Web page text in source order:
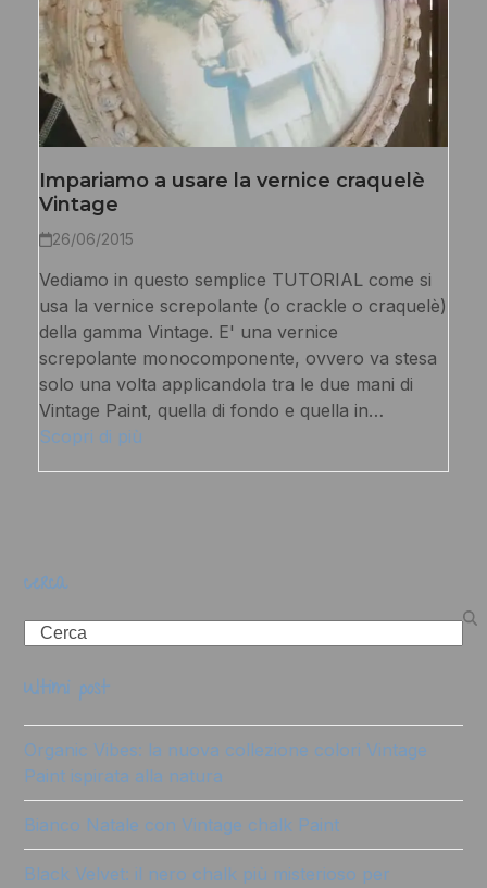
Impariamo a usare la vernice craquelè
Vintage
26/06/2015
Vediamo in questo semplice TUTORIAL come si
usa la vernice screpolante (o crackle o craquelè)
della gamma Vintage. E' una vernice
screpolante monocomponente, ovvero va stesa
solo una volta applicandola tra le due mani di
Vintage Paint, quella di fondo e quella in…
Scopri di più
cerca
Search
ultimi post
Organic Vibes: la nuova collezione colori Vintage
Paint ispirata alla natura
Bianco Natale con Vintage chalk Paint
Black Velvet: il nero chalk più misterioso per